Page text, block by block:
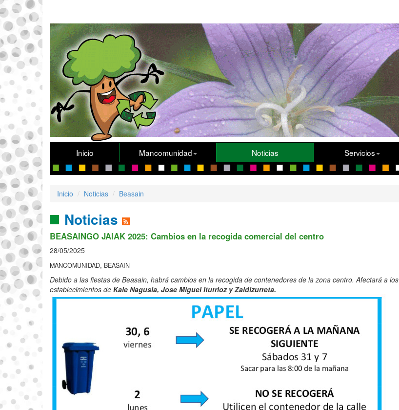
Inicio Mancomunidad Noticias Servicios
Inicio Noticias Beasain
Noticias
BEASAINGO JAIAK 2025: Cambios en la recogida comercial del centro
28/05/2025
MANCOMUNIDAD, BEASAIN
Debido a las fiestas de Beasain, habrá cambios en la recogida de contenedores de la zona centro. Afectará a los
establecimientos de Kale Nagusia, Jose Miguel Iturrioz y Zaldizurreta.